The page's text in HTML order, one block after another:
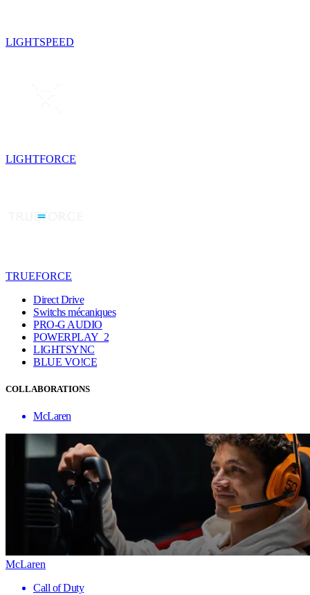
LIGHTSPEED
LIGHTFORCE
TRUEFORCE
Direct Drive
Switchs mécaniques
PRO-G AUDIO
POWERPLAY 2
LIGHTSYNC
BLUE VO!CE
COLLABORATIONS
McLaren
McLaren
Call of Duty